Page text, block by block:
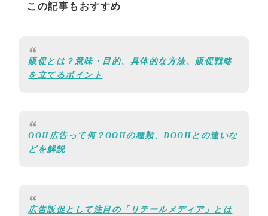
この記事もおすすめ
販促とは？意味・目的、具体的な方法、販促戦略
を立てるポイント
OOH広告って何？OOHの種類、DOOHとの違いな
どを解説
広告販促として注目の「リテールメディア」とは